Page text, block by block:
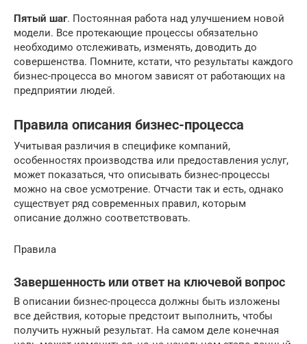
Пятый шаг. Постоянная работа над улучшением новой
модели. Все протекающие процессы обязательно
необходимо отслеживать, изменять, доводить до
совершенства. Помните, кстати, что результаты каждого
бизнес-процесса во многом зависят от работающих на
предприятии людей.
Правила описания бизнес-процесса
Учитывая различия в специфике компаний,
особенностях производства или предоставления услуг,
может показаться, что описывать бизнес-процессы
можно на свое усмотрение. Отчасти так и есть, однако
существует ряд современных правил, которым
описание должно соответствовать.
Правила
Завершенность или ответ на ключевой вопрос
В описании бизнес-процесса должны быть изложены
все действия, которые предстоит выполнить, чтобы
получить нужный результат. На самом деле конечная